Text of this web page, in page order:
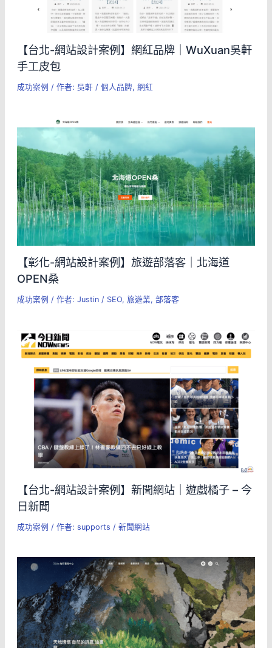
【台北-網站設計案例】網紅品牌｜WuXuan吳軒
手工皮包
成功案例 / 作者: 吳軒 / 個人品牌, 網紅
【彰化-網站設計案例】旅遊部落客｜北海道
OPEN桑
成功案例 / 作者: Justin / SEO, 旅遊業, 部落客
【台北-網站設計案例】新聞網站｜遊戲橘子 – 今
日新聞
成功案例 / 作者: supports / 新聞網站